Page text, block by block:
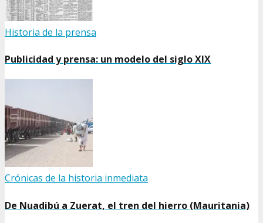
Historia de la prensa
Publicidad y prensa: un modelo del siglo XIX
Crónicas de la historia inmediata
De Nuadibú a Zuerat, el tren del hierro (Mauritania)